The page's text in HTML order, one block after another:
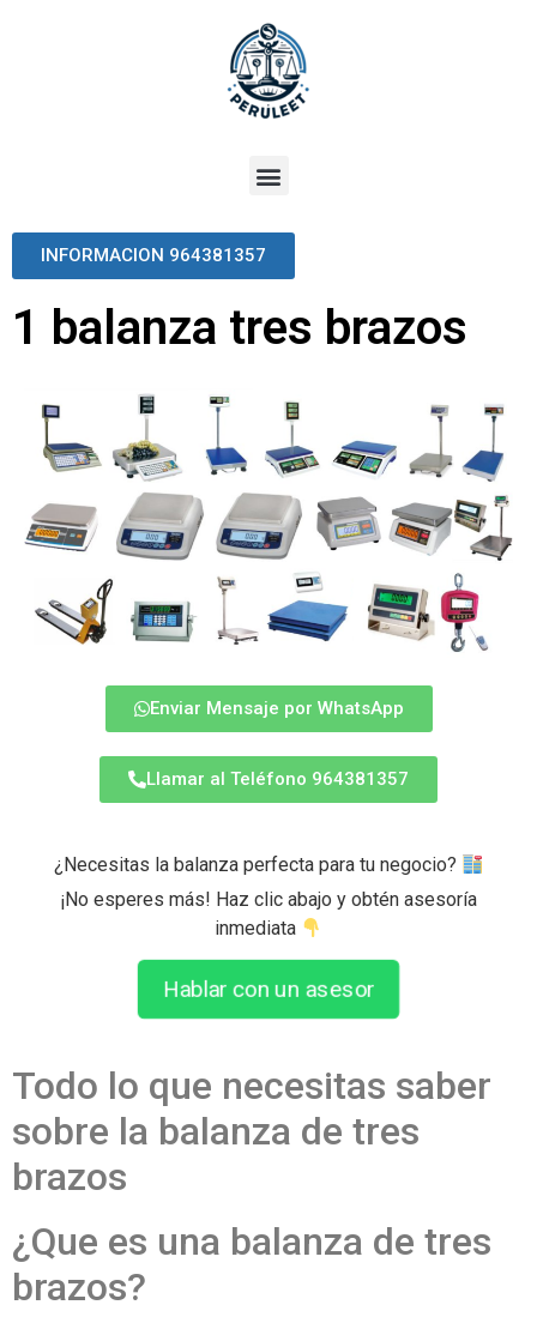
INFORMACION 964381357
1 balanza tres brazos
Enviar Mensaje por WhatsApp
Llamar al Teléfono 964381357
¿Necesitas la balanza perfecta para tu negocio?
¡No esperes más! Haz clic abajo y obtén asesoría
inmediata
Hablar con un asesor
Todo lo que necesitas saber
sobre la balanza de tres
brazos
¿Que es una balanza de tres
brazos?